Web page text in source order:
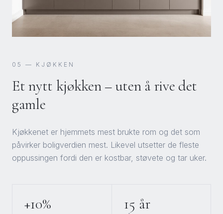
05 — KJØKKEN
Et nytt kjøkken – uten å rive det
gamle
Kjøkkenet er hjemmets mest brukte rom og det som
påvirker boligverdien mest. Likevel utsetter de fleste
oppussingen fordi den er kostbar, støvete og tar uker.
+10% 15 år